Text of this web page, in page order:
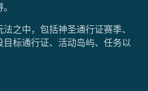
之中，包括神圣通行证赛季、
标通行证、活动岛屿、任务以